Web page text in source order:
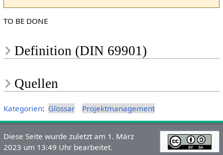
TO BE DONE
Definition (DIN 69901)
Quellen
Kategorien: Glossar Projektmanagement
Diese Seite wurde zuletzt am 1. März
2023 um 13:49 Uhr bearbeitet.